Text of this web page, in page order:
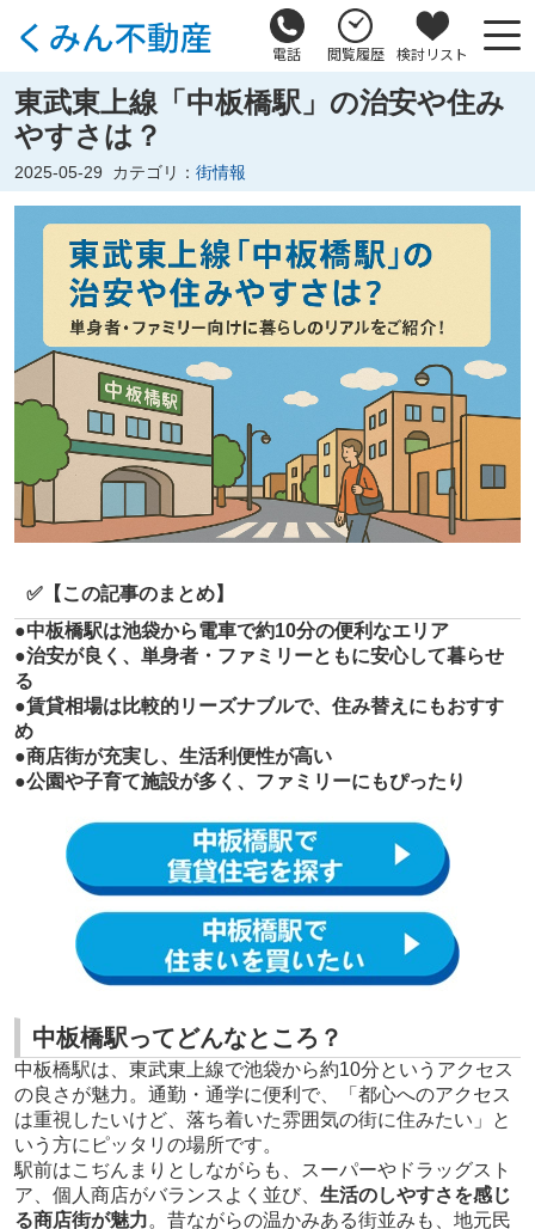
電話 閲覧履歴 検討リスト
東武東上線「中板橋駅」の治安や住み
やすさは？
2025-05-29 カテゴリ： 街情報
✅【この記事のまとめ】
●中板橋駅は池袋から電車で約10分の便利なエリア
●治安が良く、単身者・ファミリーともに安心して暮らせ
る
●賃貸相場は比較的リーズナブルで、住み替えにもおすす
め
●商店街が充実し、生活利便性が高い
●公園や子育て施設が多く、ファミリーにもぴったり
中板橋駅ってどんなところ？
中板橋駅は、東武東上線で池袋から約10分というアクセス
の良さが魅力。通勤・通学に便利で、「都心へのアクセス
は重視したいけど、落ち着いた雰囲気の街に住みたい」と
いう方にピッタリの場所です。
駅前はこぢんまりとしながらも、スーパーやドラッグスト
ア、個人商店がバランスよく並び、 生活のしやすさを感じ
る商店街が魅力。昔ながらの温かみある街並みも、地元民